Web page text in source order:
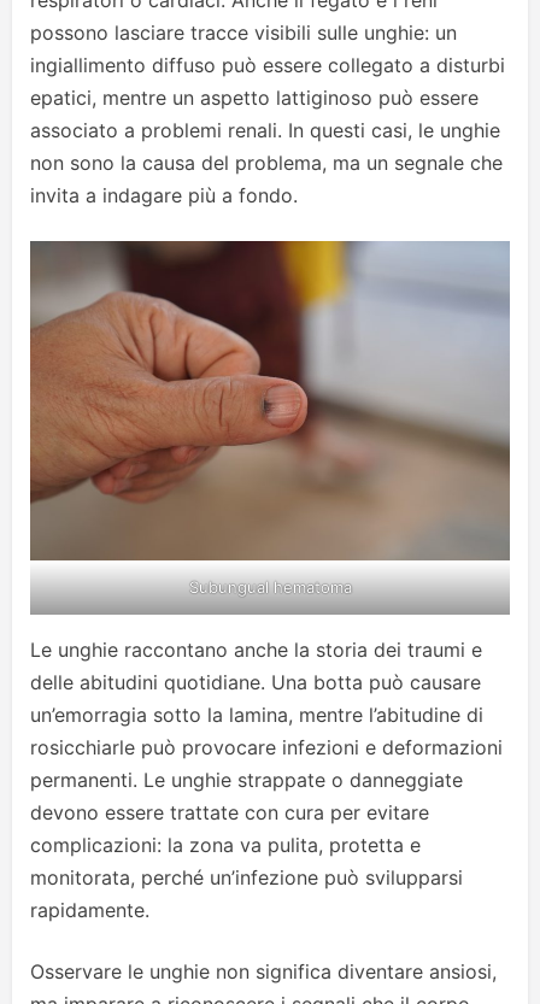
possono lasciare tracce visibili sulle unghie: un
ingiallimento diffuso può essere collegato a disturbi
epatici, mentre un aspetto lattiginoso può essere
associato a problemi renali. In questi casi, le unghie
non sono la causa del problema, ma un segnale che
invita a indagare più a fondo.
Subungual hematoma
Le unghie raccontano anche la storia dei traumi e
delle abitudini quotidiane. Una botta può causare
un’emorragia sotto la lamina, mentre l’abitudine di
rosicchiarle può provocare infezioni e deformazioni
permanenti. Le unghie strappate o danneggiate
devono essere trattate con cura per evitare
complicazioni: la zona va pulita, protetta e
monitorata, perché un’infezione può svilupparsi
rapidamente.
Osservare le unghie non significa diventare ansiosi,